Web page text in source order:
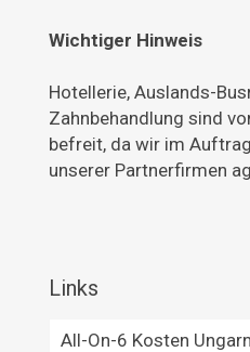
Wichtiger Hinweis
Hotellerie, Auslands-
Zahnbehandlung sind
befreit, da wir im
unserer Partnerfirmen
Links
All-On-6 Kosten Ungarn